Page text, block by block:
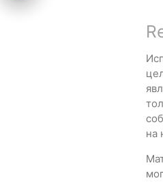
на